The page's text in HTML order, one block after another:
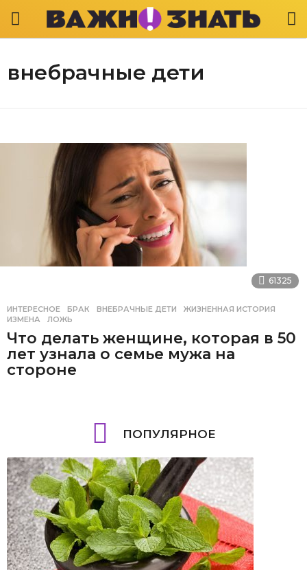
внебрачные дети
61325
ИНТЕРЕСНОЕ БРАК ,ВНЕБРАЧНЫЕ ДЕТИ ,ЖИЗНЕННАЯ ИСТОРИЯ
ИЗМЕНА
,ЛОЖЬ
Что делать женщине, которая в 50
лет узнала о семье мужа на
стороне
ПОПУЛЯРНОЕ